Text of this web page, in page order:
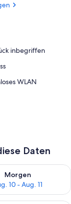
geöffnet von 07:00
inbegriffen
WLAN
Daten
Aug. 9 - Aug.
Morgen
10 - Aug. 11
Verfügbarkeit